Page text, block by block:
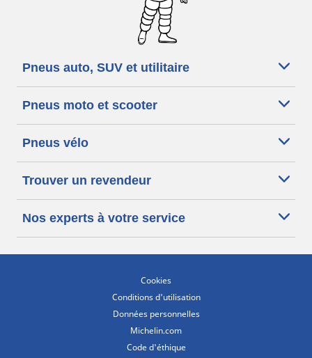
Pneus auto, SUV et utilitaire
Pneus moto et scooter
Pneus vélo
Trouver un revendeur
Nos experts à votre service
Cookies
Conditions d'utilisation
Données personnelles
Michelin.com
Code d'éthique